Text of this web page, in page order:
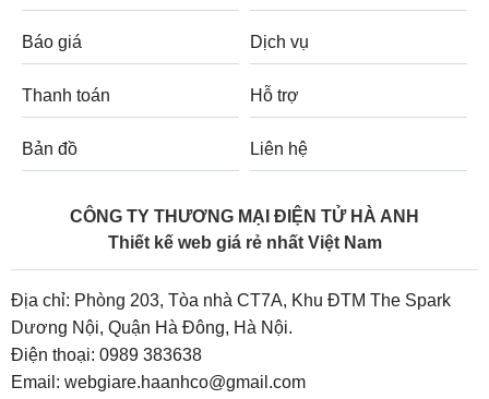
Báo giá Dịch vụ
Thanh toán Hỗ trợ
Bản đồ Liên hệ
CÔNG TY THƯƠNG MẠI ĐIỆN TỬ HÀ ANH
Thiết kế web giá rẻ nhất Việt Nam
Địa chỉ: Phòng 203, Tòa nhà CT7A, Khu ĐTM The Spark
Dương Nội, Quận Hà Đông, Hà Nội.
Điện thoại: 0989 383638
Email: webgiare.haanhco@gmail.com